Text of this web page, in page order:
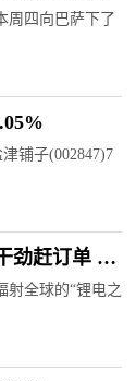
周四向巴萨下了
铺子(002847)7
劲赶订单 预
射全球的“锂电之